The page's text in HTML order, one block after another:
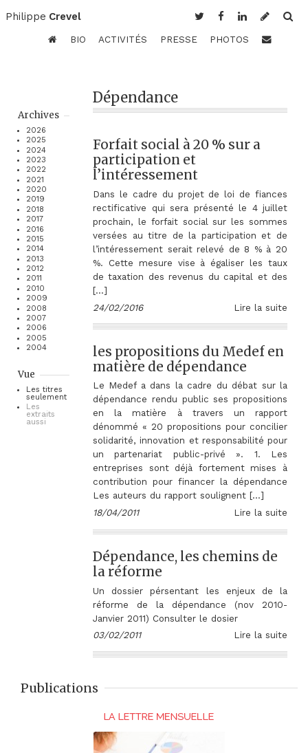
Philippe Crevel
BIO ACTIVITÉS PRESSE PHOTOS
Archives
2026
2025
2024
2023
2022
2021
2020
2019
2018
2017
2016
2015
2014
2013
2012
2011
2010
2009
2008
2007
2006
2005
2004
Vue
Les titres
seulement
Les
extraits
aussi
Dépendance
Forfait social à 20 % sur a
participation et
l’intéressement
Dans le cadre du projet de loi de fiances
rectificative qui sera présenté le 4 juillet
prochain, le forfait social sur les sommes
versées au titre de la participation et de
l’intéressement serait relevé de 8 % à 20
%. Cette mesure vise à égaliser les taux
de taxation des revenus du capital et des
[…]
24/02/2016
Lire la suite
les propositions du Medef en
matière de dépendance
Le Medef a dans la cadre du débat sur la
dépendance rendu public ses propositions
en la matière à travers un rapport
dénommé « 20 propositions pour concilier
solidarité, innovation et responsabilité pour
un partenariat public-privé ». 1. Les
entreprises sont déjà fortement mises à
contribution pour financer la dépendance
Les auteurs du rapport soulignent […]
18/04/2011
Lire la suite
Dépendance, les chemins de
la réforme
Un dossier pérsentant les enjeux de la
réforme de la dépendance (nov 2010-
Janvier 2011) Consulter le dosier
03/02/2011
Lire la suite
Publications